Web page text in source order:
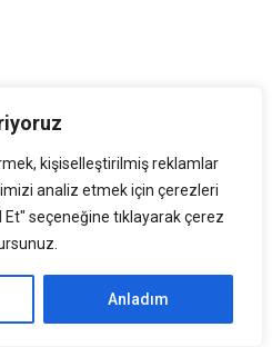
kişiselleştirilmiş reklamlar
analiz etmek için çerezleri
Et" seçeneğine tıklayarak çerez
Anladım